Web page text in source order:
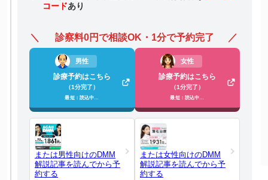
コードあり
診察料0円で相談OK・1分で予約完了
男性
診療予約はこちら
（1分完了）
最短：読込中…
または男性向けのDMM
解説記事を読んでから予
約する
女性
診療予約はこちら
（1分完了）
最短：読込中…
または女性向けのDMM
解説記事を読んでから予
約する